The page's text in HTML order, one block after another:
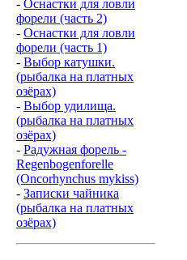
- Oснастки для ловли
форели (часть 2)
- Oснастки для ловли
форели (часть 1)
- Выбор катушки.
(рыбалка на платных
озёрах)
- Выбор удилища.
(рыбалка на платных
озёрах)
- Радужная форель -
Regenbogenforelle
(Oncorhynchus mykiss)
- Записки чайника
(рыбалка на платных
озёрах)